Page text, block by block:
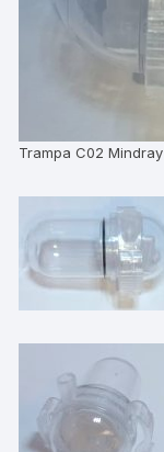
Trampa C02 Mindray